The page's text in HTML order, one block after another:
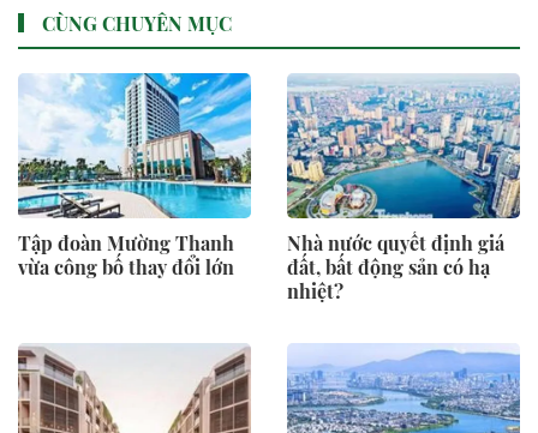
CÙNG CHUYÊN MỤC
Tập đoàn Mường Thanh
vừa công bố thay đổi lớn
Nhà nước quyết định giá
đất, bất động sản có hạ
nhiệt?